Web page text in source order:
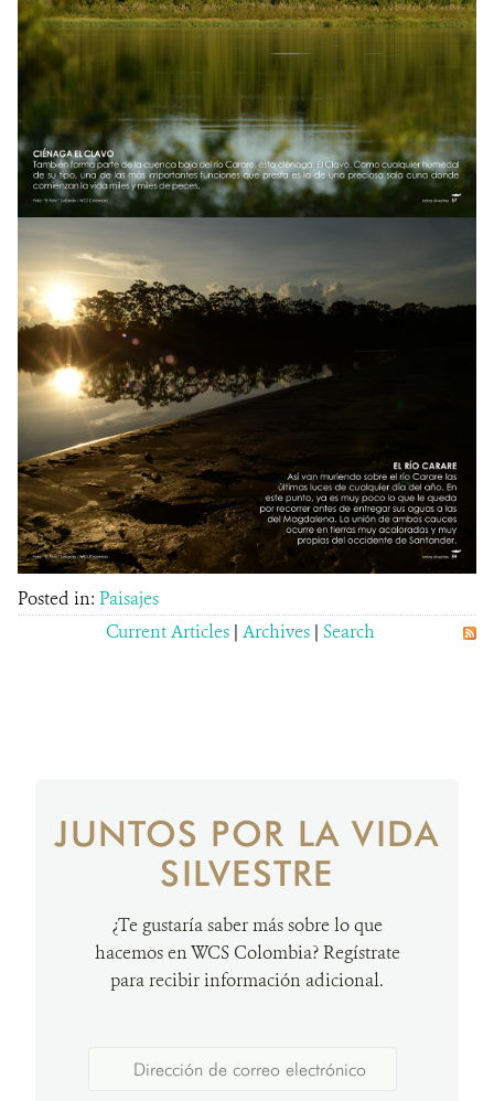
Posted in: Paisajes
Current Articles | Archives | Search
JUNTOS POR LA VIDA
SILVESTRE
¿Te gustaría saber más sobre lo que
hacemos en WCS Colombia? Regístrate
para recibir información adicional.